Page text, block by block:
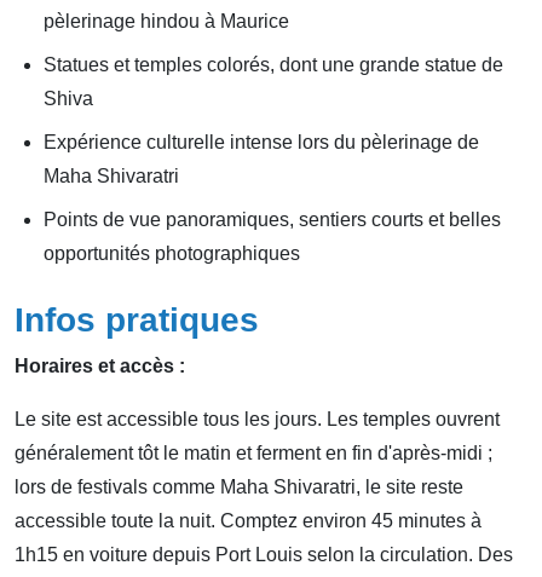
pèlerinage hindou à Maurice
Statues et temples colorés, dont une grande statue de
Shiva
Expérience culturelle intense lors du pèlerinage de
Maha Shivaratri
Points de vue panoramiques, sentiers courts et belles
opportunités photographiques
Infos pratiques
Horaires et accès :
Le site est accessible tous les jours. Les temples ouvrent
généralement tôt le matin et ferment en fin d'après-midi ;
lors de festivals comme Maha Shivaratri, le site reste
accessible toute la nuit. Comptez environ 45 minutes à
1h15 en voiture depuis Port Louis selon la circulation. Des